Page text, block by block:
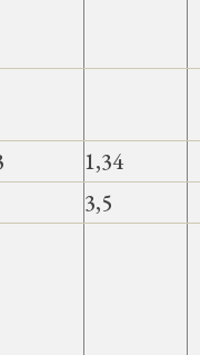
1,34
3,5